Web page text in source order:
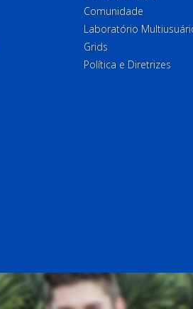
Comunidade
Laboratório
Grids
Política e Diretrizes